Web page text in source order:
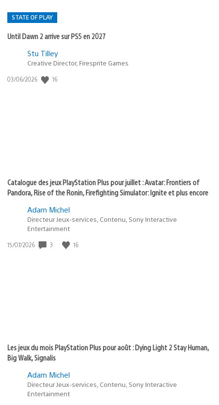
STATE OF PLAY
Until Dawn 2 arrive sur PS5 en 2027
Postée
:
Stu Tilley
Creative Director, Firesprite Games
Date
03/06/2026 16
Catalogue des jeux PlayStation Plus pour juillet : Avatar: Frontiers of
Pandora, Rise of the Ronin, Firefighting Simulator: Ignite et plus encore
Adam Michel
Directeur Jeux-services, Contenu, Sony Interactive
Entertainment
Date
15/07/2026 3 16
Les jeux du mois PlayStation Plus pour août : Dying Light 2 Stay Human,
Big Walk, Signalis
Adam Michel
Directeur Jeux-services, Contenu, Sony Interactive
Entertainment